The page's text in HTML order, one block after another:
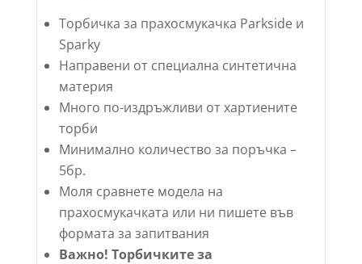
Sparky
-
1SPK20-
A
|
Синтетична
торба
Пакет
5бр.
Торбичка за прахосмукачка Parkside и
Sparky
Направени от специална синтетична
материя
Много по-издръжливи от хартиените
торби
Минимално количество за поръчка –
5бр.
Моля сравнете модела на
прахосмукачката или ни пишете във
формата за запитвания
Важно! Торбичките за